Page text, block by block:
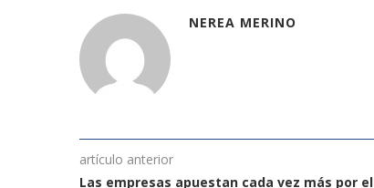
NEREA MERINO
artículo anterior
Las empresas apuestan cada vez más por el